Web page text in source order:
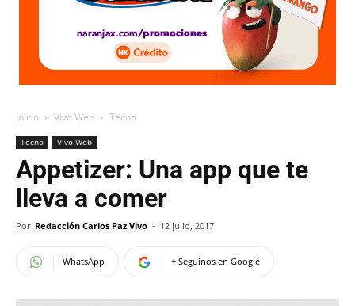
Inicio Vivo Web Tecno
Tecno Vivo Web
Appetizer: Una app que te
lleva a comer
Por Redacción Carlos Paz Vivo - 12 julio, 2017
WhatsApp + Seguinos en Google